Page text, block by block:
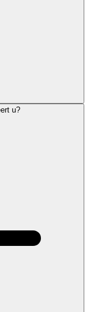
u?